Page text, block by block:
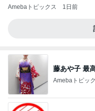
Amebaトピックス 1日前
藤あや子 最
Amebaトピッ